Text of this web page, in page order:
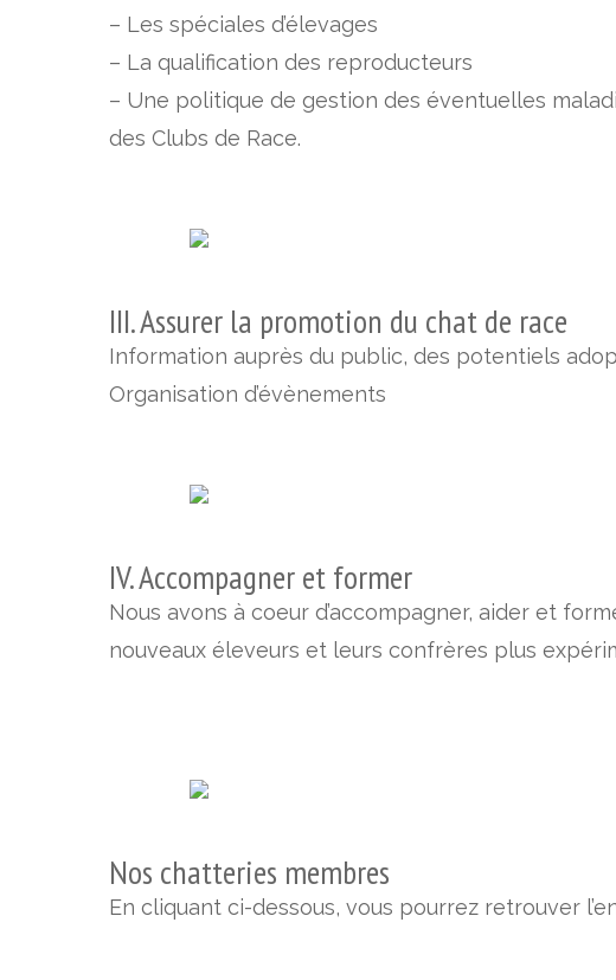
– Les spéciales d’élevages
– La qualification des reproducteurs
– Une politique de gestion des éventuelles
des Clubs de Race.
III. Assurer la promotion du chat de race
Information auprès du public, des potentiels
Organisation d’évènements
IV. Accompagner et former
Nous avons à coeur d’accompagner, aider et
nouveaux éleveurs et leurs confrères plus
Nos chatteries membres
En cliquant ci-dessous, vous pourrez retrouver